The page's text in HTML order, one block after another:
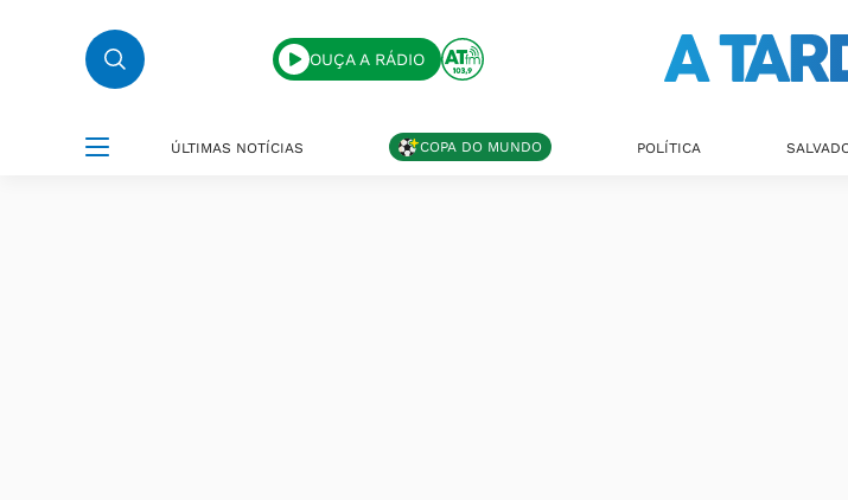
OUÇA A RÁDIO
ÚLTIMAS NOTÍCIAS COPA DO MUNDO POLÍTICA